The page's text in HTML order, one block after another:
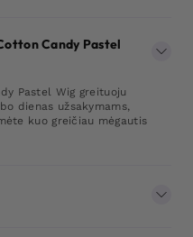
Candy Pastel
Pastel Wig greituoju
dienas užsakymams,
kuo greičiau mėgautis